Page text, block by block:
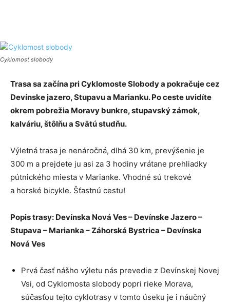
Cyklomost slobody
Trasa sa začína pri Cyklomoste Slobody a pokračuje cez
Devínske jazero, Stupavu a Marianku. Po ceste uvidíte
okrem pobrežia Moravy bunkre, stupavský zámok,
kalváriu, štôlňu a Svätú studňu.
Výletná trasa je nenáročná, dlhá 30 km, prevýšenie je
300 m a prejdete ju asi za 3 hodiny vrátane prehliadky
pútnického miesta v Marianke. Vhodné sú trekové
a horské bicykle. Šťastnú cestu!
Popis trasy: Devínska Nová Ves – Devínske Jazero –
Stupava – Marianka – Záhorská Bystrica – Devínska
Nová Ves
Prvá časť nášho výletu nás prevedie z Devínskej Novej
Vsi, od Cyklomosta slobody popri rieke Morava,
súčasťou tejto cyklotrasy v tomto úseku je i náučný